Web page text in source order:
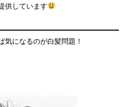
供しています
気になるのが白髪問題！